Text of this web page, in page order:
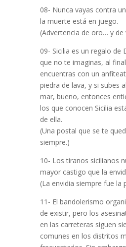
08- Nunca vayas contra
la muerte está en juego.
(Advertencia de oro… y de
09- Sicilia es un regalo de
que no te imaginas, al
encuentras con un
piedra de lava, y si subes
mar, bueno, entonces
los que conocen Sicilia
de ella.
(Una postal que se te
siempre.)
10- Los tiranos sicilianos
mayor castigo que la
(La envidia siempre fue la
11- El bandolerismo
de existir, pero los
en las carreteras siguen
comunes en los distritos